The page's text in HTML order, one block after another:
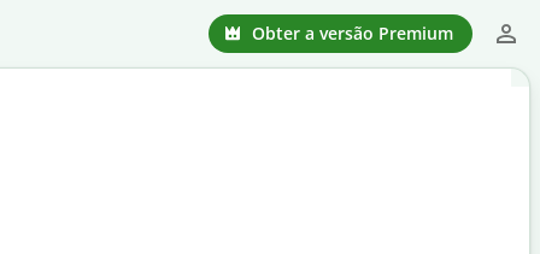
Obter a versão Premium